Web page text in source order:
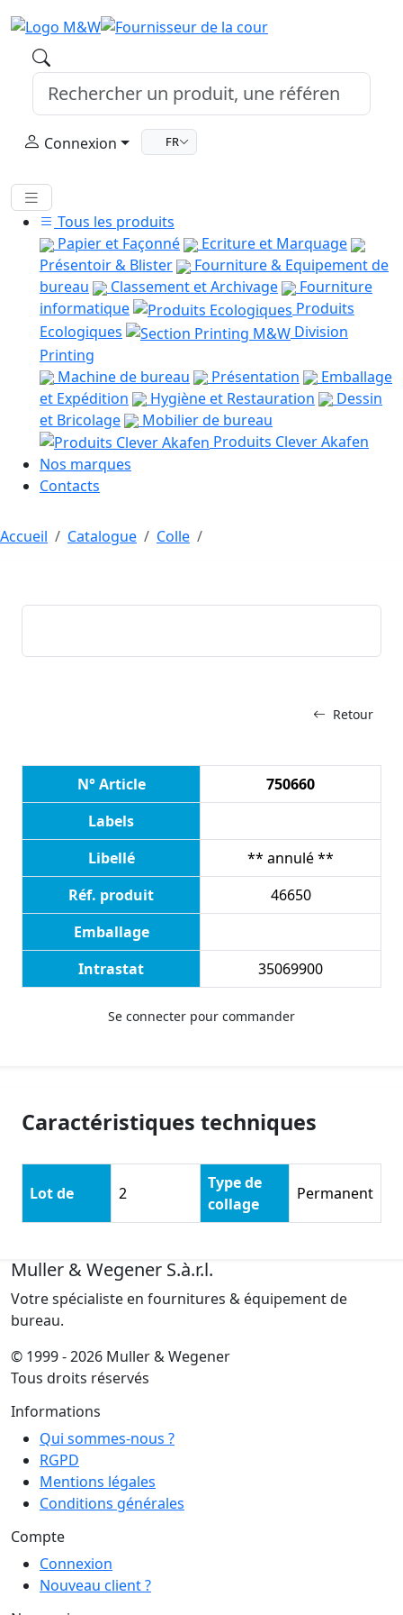
Connexion FR
Tous les produits
Papier et Façonné
Ecriture et Marquage
Présentoir & Blister
Fourniture & Equipement de
bureau
Classement et Archivage
Fourniture
informatique
Produits
Ecologiques
Division
Printing
Machine de bureau
Présentation
Emballage
et Expédition
Hygiène et Restauration
Dessin
et Bricolage
Mobilier de bureau
Produits Clever Akafen
Nos marques
Contacts
Accueil Catalogue Colle
Retour
N° Article
750660
Labels
Libellé
** annulé **
Réf. produit
46650
Emballage
Intrastat
35069900
Se connecter pour commander
Caractéristiques techniques
Lot de 2
Type de
collage
Permanent
Muller & Wegener S.à.r.l.
Votre spécialiste en fournitures & équipement de
bureau.
© 1999 - 2026 Muller & Wegener
Tous droits réservés
Informations
Qui sommes-nous ?
RGPD
Mentions légales
Conditions générales
Compte
Connexion
Nouveau client ?